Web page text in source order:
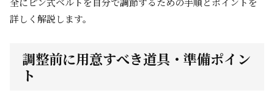
詳しく解説します。
調整前に用意すべき道具・準備ポイン
ト